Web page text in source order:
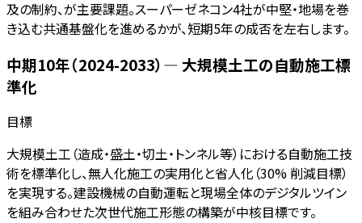
及の制約、が主要課題。スーパーゼネコン4社が中堅・地場を巻
き込む共通基盤化を進めるかが、短期5年の成否を左右します。
中期10年（2024-2033）— 大規模土工の自動施工標
準化
目標
大規模土工（造成・盛土・切土・トンネル等）における自動施工技
術を標準化し、無人化施工の実用化と省人化（30% 削減目標）
を実現する。建設機械の自動運転と現場全体のデジタルツイン
を組み合わせた次世代施工形態の構築が中核目標です。